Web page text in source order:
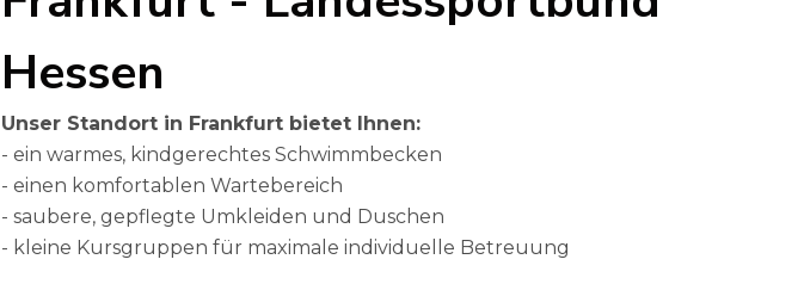
7
8
7
8
Hessen
Unser Standort in Frankfurt bietet Ihnen:
- ein warmes, kindgerechtes Schwimmbecken
- einen komfortablen Wartebereich
- saubere, gepflegte Umkleiden und Duschen
- kleine Kursgruppen für maximale individuelle Betreuung